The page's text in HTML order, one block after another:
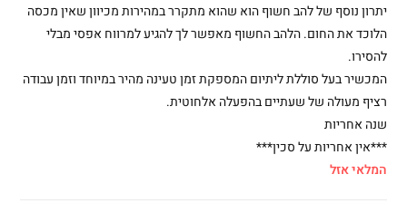
יתרון נוסף של להב חשוף הוא שהוא מתקרר במהירות מכיוון שאין מכסה
הלוכד את החום. הלהב החשוף מאפשר לך להגיע למרווח אפסי מבלי
להסירו.
המכשיר בעל סוללת ליתיום המספקת זמן טעינה מהיר במיוחד וזמן עבודה
רציף מעולה של שעתיים בהפעלה אלחוטית.
שנה אחריות
***אין אחריות על סכין***
המלאי אזל